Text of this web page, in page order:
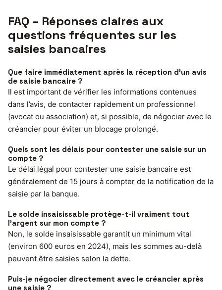
FAQ – Réponses claires aux
questions fréquentes sur les
saisies bancaires
Que faire immédiatement après la réception d’un avis
de saisie bancaire ?
Il est important de vérifier les informations contenues
dans l’avis, de contacter rapidement un professionnel
(avocat ou association) et, si possible, de négocier avec le
créancier pour éviter un blocage prolongé.
Quels sont les délais pour contester une saisie sur un
compte ?
Le délai légal pour contester une saisie bancaire est
généralement de 15 jours à compter de la notification de la
saisie par la banque.
Le solde insaisissable protège-t-il vraiment tout
l’argent sur mon compte ?
Non, le solde insaisissable garantit un minimum vital
(environ 600 euros en 2024), mais les sommes au-delà
peuvent être saisies selon la dette.
Puis-je négocier directement avec le créancier après
une saisie ?